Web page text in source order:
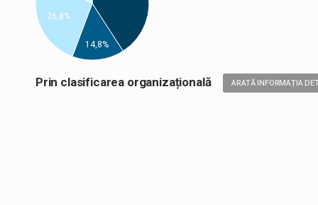
26,8%
14,8%
Prin clasificarea organizațională ARATĂ INFORMAȚIA